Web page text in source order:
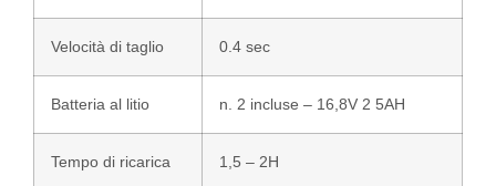
Velocità di taglio 0.4 sec
Batteria al litio n. 2 incluse – 16,8V 2 5AH
Tempo di ricarica 1,5 – 2H